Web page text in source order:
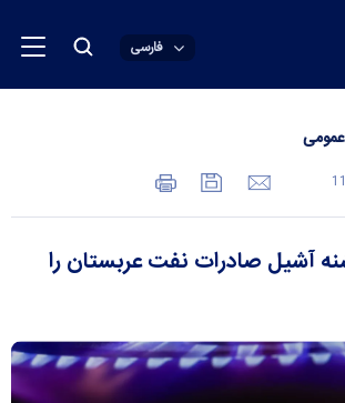
فارسی
عمومی
آشیل صادرات نفت عربستان را